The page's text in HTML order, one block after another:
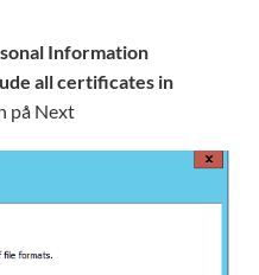
Information
all certificates in
på Next